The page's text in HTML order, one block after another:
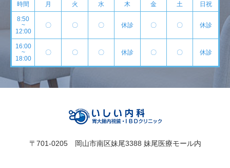
時間 月 火 水 木 金 土 日祝
8:50
~
12:00
〇 〇 〇 休診 〇 〇 休診
16:00
~
18:00
〇 〇 〇 休診 〇 〇 休診
〒701-0205 岡山市南区妹尾3388 妹尾医療モール内